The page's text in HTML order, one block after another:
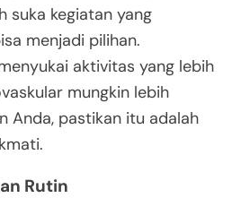
suka kegiatan yang
menjadi pilihan.
aktivitas yang lebih
mungkin lebih
Anda, pastikan itu adalah
Rutin